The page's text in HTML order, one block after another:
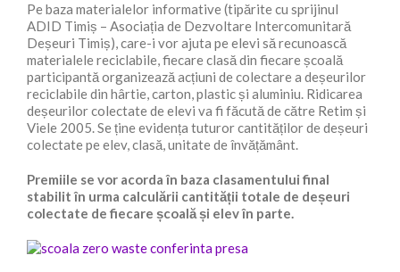
Pe baza materialelor informative (tipărite cu sprijinul
ADID Timiș – Asociația de Dezvoltare Intercomunitară
Deșeuri Timiș), care-i vor ajuta pe elevi să recunoască
materialele reciclabile, fiecare clasă din fiecare școală
participantă organizează acțiuni de colectare a deșeurilor
reciclabile din hârtie, carton, plastic și aluminiu. Ridicarea
deșeurilor colectate de elevi va fi făcută de către Retim și
Viele 2005. Se ține evidența tuturor cantităților de deșeuri
colectate pe elev, clasă, unitate de învățământ.
Premiile se vor acorda în baza clasamentului final
stabilit în urma calculării cantității totale de deșeuri
colectate de fiecare școală și elev în parte.